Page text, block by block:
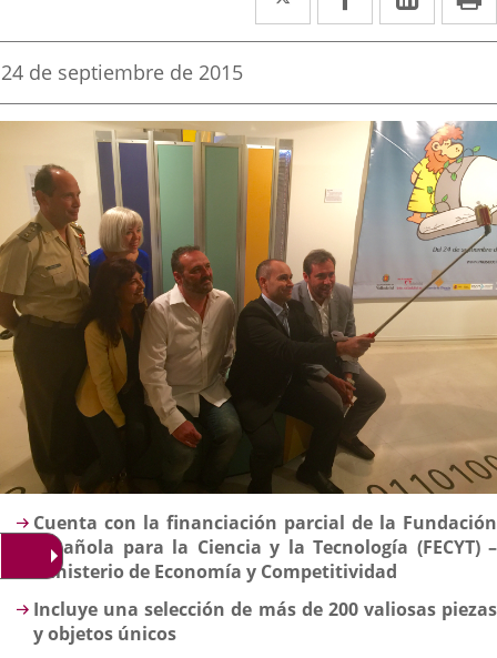
a
aplicación
externa.
a
aplicación
externa.
a
Fecha
la
24 de septiembre de 2015
Descripción
Cuenta con la financiación parcial de la Fundación
Española para la Ciencia y la Tecnología (FECYT) –
Ministerio de Economía y Competitividad
Incluye una selección de más de 200 valiosas piezas
y objetos únicos